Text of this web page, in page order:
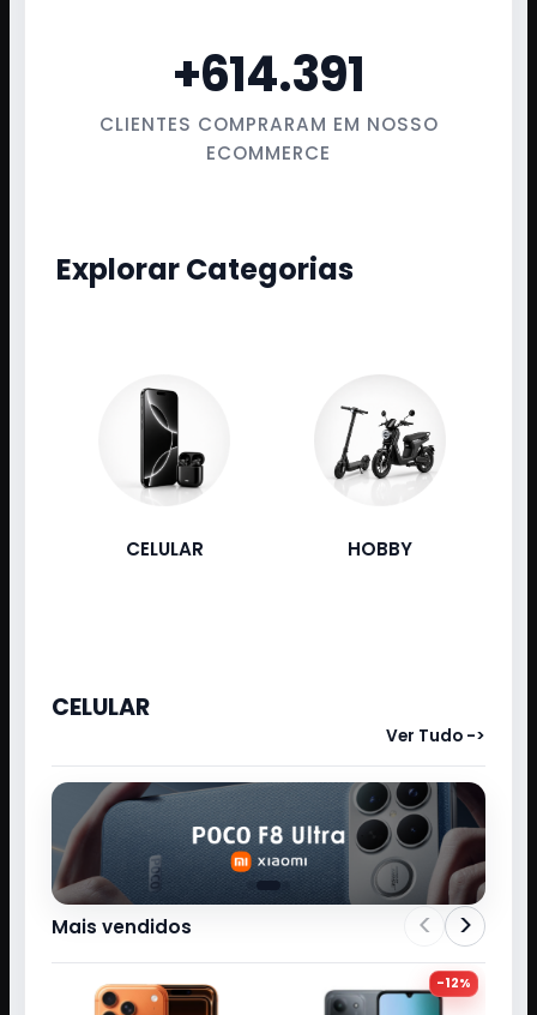
+614.391
CLIENTES COMPRARAM EM NOSSO
ECOMMERCE
Explorar Categorias
CELULAR HOBBY
CELULAR
Ver Tudo ->
Mais vendidos < >
-12%